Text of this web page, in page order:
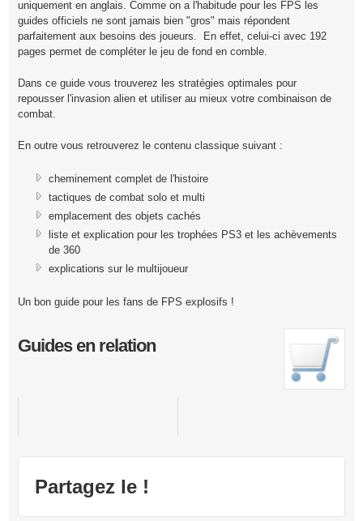
uniquement en anglais. Comme on a l'habitude pour les FPS les
guides officiels ne sont jamais bien "gros" mais répondent
parfaitement aux besoins des joueurs. En effet, celui-ci avec 192
pages permet de compléter le jeu de fond en comble.
Dans ce guide vous trouverez les stratégies optimales pour
repousser l'invasion alien et utiliser au mieux votre combinaison de
combat.
En outre vous retrouverez le contenu classique suivant :
cheminement complet de l'histoire
tactiques de combat solo et multi
emplacement des objets cachés
liste et explication pour les trophées PS3 et les achèvements
de 360
explications sur le multijoueur
Un bon guide pour les fans de FPS explosifs !
Guides en relation
Partagez le !